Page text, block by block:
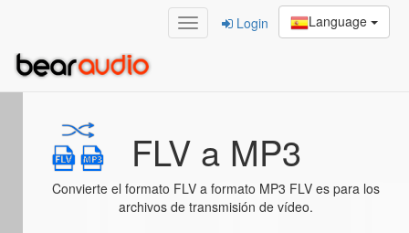
Language
Login
FLV a MP3
Convierte el formato FLV a formato MP3 FLV es para los
archivos de transmisión de vídeo.